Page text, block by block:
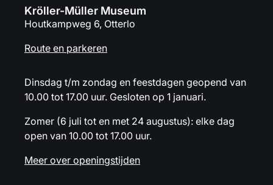
Kröller-Müller Museum
Houtkampweg 6, Otterlo
Route en parkeren
Dinsdag t/m zondag en feestdagen geopend van
10.00 tot 17.00 uur. Gesloten op 1 januari.
Zomer (6 juli tot en met 24 augustus): elke dag
open van 10.00 tot 17.00 uur.
Meer over openingstijden